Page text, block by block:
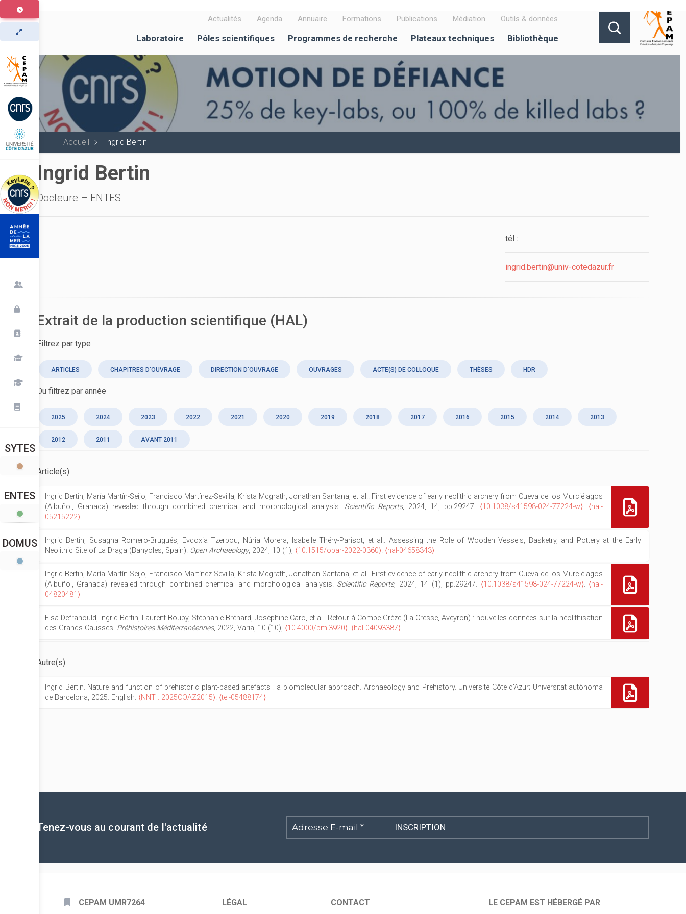
Aller
au
contenu
principal
Actualités Agenda Annuaire Formations Publications Médiation Outils & données
Laboratoire Pôles scientifiques Programmes de recherche Plateaux techniques Bibliothèque
Accueil Ingrid Bertin
SYTES
ENTES
DOMUS
Ingrid Bertin
Docteure – ENTES
tél :
ingrid.bertin@univ-cotedazur.fr
Extrait de la production scientifique (HAL)
Filtrez par type
ARTICLES CHAPITRES D'OUVRAGE DIRECTION D'OUVRAGE OUVRAGES ACTE(S) DE COLLOQUE THÈSES HDR
Ou filtrez par année
2025 2024 2023 2022 2021 2020 2019 2018 2017 2016 2015 2014 2013
2012 2011 AVANT 2011
Article(s)
Ingrid Bertin, María Martín-Seijo, Francisco Martínez-Sevilla, Krista Mcgrath, Jonathan Santana, et al.. First evidence of early neolithic archery from Cueva de los Murciélagos
(Albuñol, Granada) revealed through combined chemical and morphological analysis. Scientific Reports, 2024, 14, pp.29247. ⟨10.1038/s41598-024-77224-w⟩. ⟨hal-
05215222⟩
Ingrid Bertin, Susagna Romero-Brugués, Evdoxia Tzerpou, Núria Morera, Isabelle Théry-Parisot, et al.. Assessing the Role of Wooden Vessels, Basketry, and Pottery at the Early
Neolithic Site of La Draga (Banyoles, Spain). Open Archaeology, 2024, 10 (1), ⟨10.1515/opar-2022-0360⟩. ⟨hal-04658343⟩
Ingrid Bertin, María Martín-Seijo, Francisco Martínez-Sevilla, Krista Mcgrath, Jonathan Santana, et al.. First evidence of early neolithic archery from Cueva de los Murciélagos
(Albuñol, Granada) revealed through combined chemical and morphological analysis. Scientific Reports, 2024, 14 (1), pp.29247. ⟨10.1038/s41598-024-77224-w⟩. ⟨hal-
04820481⟩
Elsa Defranould, Ingrid Bertin, Laurent Bouby, Stéphanie Bréhard, Joséphine Caro, et al.. Retour à Combe-Grèze (La Cresse, Aveyron) : nouvelles données sur la néolithisation
des Grands Causses. Préhistoires Méditerranéennes, 2022, Varia, 10 (10), ⟨10.4000/pm.3920⟩. ⟨hal-04093387⟩
Autre(s)
Ingrid Bertin. Nature and function of prehistoric plant-based artefacts : a biomolecular approach. Archaeology and Prehistory. Université Côte d'Azur; Universitat autònoma
de Barcelona, 2025. English. ⟨NNT : 2025COAZ2015⟩. ⟨tel-05488174⟩
Tenez-vous au courant de l'actualité
Adresse
E-
CEPAM UMR7264 LÉGAL CONTACT LE CEPAM EST HÉBERGÉ PAR